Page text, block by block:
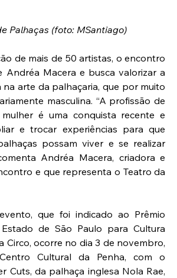
Palhaças (foto: MSantiago)
de mais de 50 artistas, o encontro
Andréa Macera e busca valorizar a
na arte da palhaçaria, que por muito
masculina. “A profissão de
é uma conquista recente e
e trocar experiências para que
possam viver e se realizar
Andréa Macera, criadora e
e que representa o Teatro da
que foi indicado ao Prêmio
de São Paulo para Cultura
Circo, ocorre no dia 3 de novembro,
Cultural da Penha, com o
Cuts, da palhaça inglesa Nola Rae,